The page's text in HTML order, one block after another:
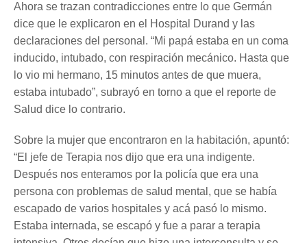
Ahora se trazan contradicciones entre lo que Germán
dice que le explicaron en el Hospital Durand y las
declaraciones del personal. “Mi papá estaba en un coma
inducido, intubado, con respiración mecánico. Hasta que
lo vio mi hermano, 15 minutos antes de que muera,
estaba intubado”, subrayó en torno a que el reporte de
Salud dice lo contrario.
Sobre la mujer que encontraron en la habitación, apuntó:
“El jefe de Terapia nos dijo que era una indigente.
Después nos enteramos por la policía que era una
persona con problemas de salud mental, que se había
escapado de varios hospitales y acá pasó lo mismo.
Estaba internada, se escapó y fue a parar a terapia